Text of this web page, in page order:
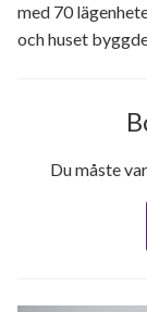
med 70
och huset
Du måste